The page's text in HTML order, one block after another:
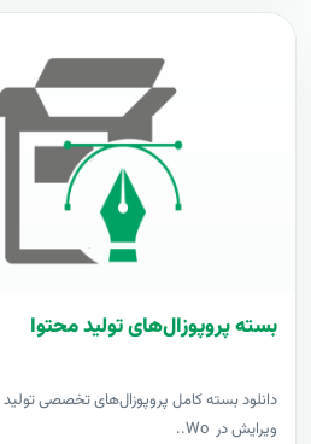
بسته پروپوزال‌های تولید محتوا
دانلود بسته کامل پروپوزال‌های تخصصی تولید
ویرایش در Wo..